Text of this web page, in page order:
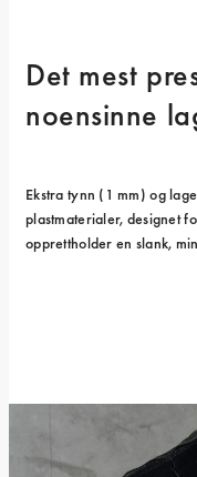
Det mest
noensinne
Ekstra tynn (1 mm) og
plastmaterialer, designet
opprettholder en slank,